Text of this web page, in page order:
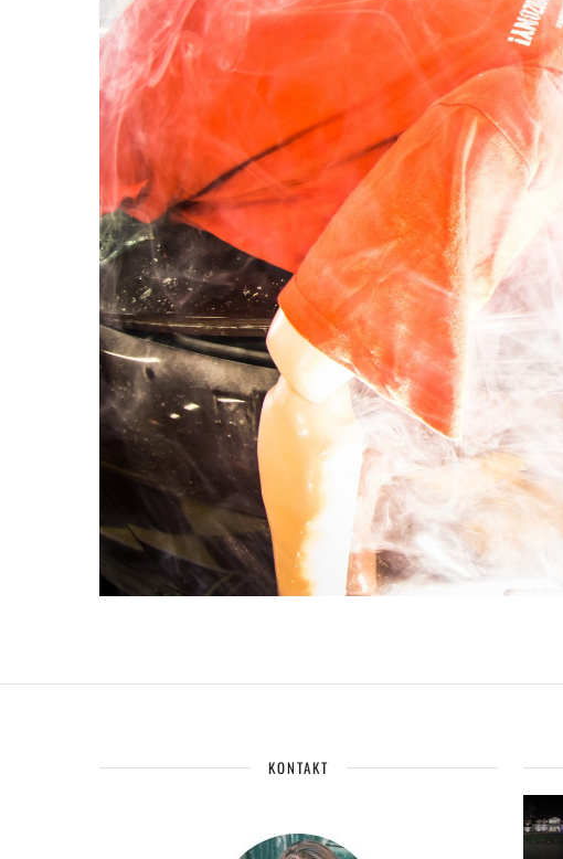
KONTAKT